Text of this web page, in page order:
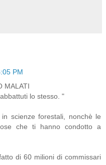
PM
MALATI
lo stesso. "
scienze forestali, nonchè le
che ti hanno condotto a
di 60 milioni di commissari